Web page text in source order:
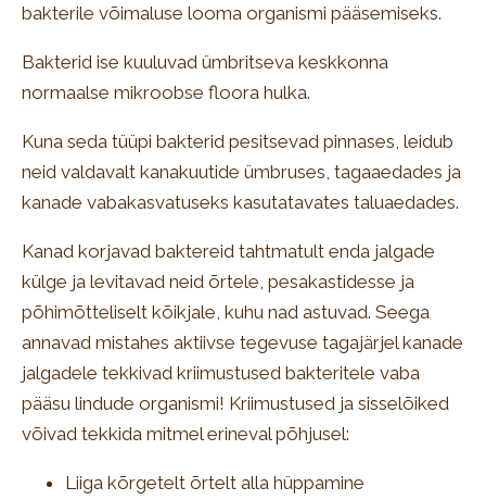
bakterile võimaluse looma organismi pääsemiseks.
Bakterid ise kuuluvad ümbritseva keskkonna
normaalse mikroobse floora hulka.
Kuna seda tüüpi bakterid pesitsevad pinnases, leidub
neid valdavalt kanakuutide ümbruses, tagaaedades ja
kanade vabakasvatuseks kasutatavates taluaedades.
Kanad korjavad baktereid tahtmatult enda jalgade
külge ja levitavad neid õrtele, pesakastidesse ja
põhimõtteliselt kõikjale, kuhu nad astuvad. Seega
annavad mistahes aktiivse tegevuse tagajärjel kanade
jalgadele tekkivad kriimustused bakteritele vaba
pääsu lindude organismi! Kriimustused ja sisselõiked
võivad tekkida mitmel erineval põhjusel:
Liiga kõrgetelt õrtelt alla hüppamine